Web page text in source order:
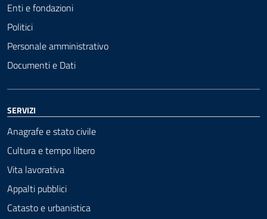
Enti e fondazioni
Politici
Personale amministrativo
Documenti e Dati
SERVIZI
Anagrafe e stato civile
Cultura e tempo libero
Vita lavorativa
Appalti pubblici
Catasto e urbanistica